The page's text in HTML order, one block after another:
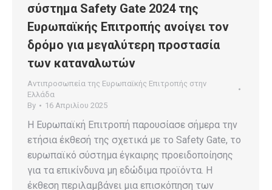
σύστημα Safety Gate 2024 της
Ευρωπαϊκής Επιτροπής ανοίγει τον
δρόμο για μεγαλύτερη προστασία
των καταναλωτών
Αντιπροσωπεία της Ευρωπαϊκής Επιτροπής στην
Ελλάδα
By
16 Απριλίου 2025
Η Ευρωπαϊκή Επιτροπή παρουσίασε σήμερα την
ετήσια έκθεσή της σχετικά με το Safety Gate, το
ευρωπαϊκό σύστημα έγκαιρης προειδοποίησης
για τα επικίνδυνα μη εδώδιμα προϊόντα. Η
έκθεση περιλαμβάνει μια επισκόπηση των